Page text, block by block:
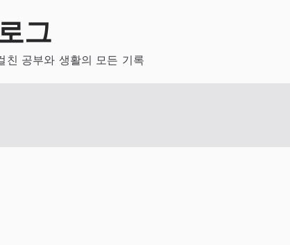
그
친 공부와 생활의 모든 기록